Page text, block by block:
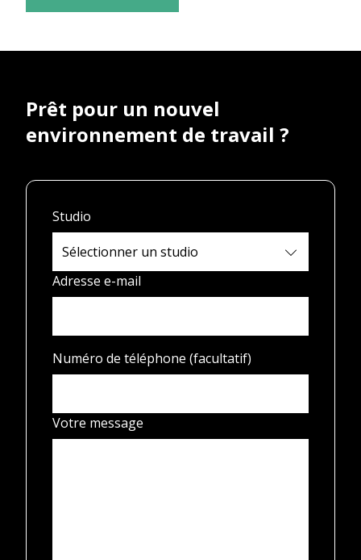
Prêt pour un nouvel
environnement de travail ?
Studio
Adresse e-mail
Numéro de téléphone (facultatif)
Votre message